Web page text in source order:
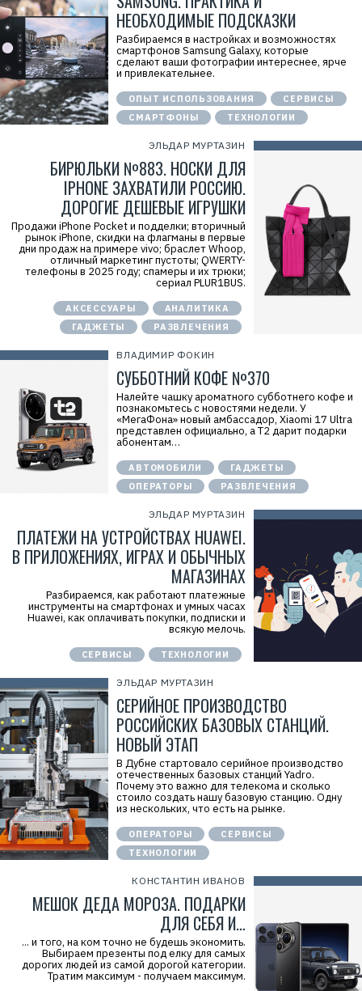
л
ь
:
О
О
О
о
с
и
м
о
»
7
0
5
НЕОБХОДИМЫЕ ПОДСКАЗКИ
Разбираемся в настройках и возможностях
смартфонов Samsung Galaxy, которые
сделают ваши фотографии интереснее, ярче
и привлекательнее.
ОПЫТ ИСПОЛЬЗОВАНИЯ
СЕРВИСЫ
СМАРТФОНЫ
ТЕХНОЛОГИИ
ЭЛЬДАР МУРТАЗИН
БИРЮЛЬКИ №883. НОСКИ ДЛЯ
IPHONE ЗАХВАТИЛИ РОССИЮ.
ДОРОГИЕ ДЕШЕВЫЕ ИГРУШКИ
Продажи iPhone Pocket и подделки; вторичный
рынок iPhone, скидки на флагманы в первые
дни продаж на примере vivo; браслет Whoop,
отличный маркетинг пустоты; QWERTY-
телефоны в 2025 году; спамеры и их трюки;
сериал PLUR1BUS.
АКСЕССУАРЫ
АНАЛИТИКА
ГАДЖЕТЫ
РАЗВЛЕЧЕНИЯ
ВЛАДИМИР ФОКИН
СУББОТНИЙ КОФЕ №370
Налейте чашку ароматного субботнего кофе и
познакомьтесь с новостями недели. У
«МегаФона» новый амбассадор, Xiaomi 17 Ultra
представлен официально, а T2 дарит подарки
абонентам…
АВТОМОБИЛИ
ГАДЖЕТЫ
ОПЕРАТОРЫ
РАЗВЛЕЧЕНИЯ
ЭЛЬДАР МУРТАЗИН
ПЛАТЕЖИ НА УСТРОЙСТВАХ HUAWEI.
В ПРИЛОЖЕНИЯХ, ИГРАХ И ОБЫЧНЫХ
МАГАЗИНАХ
Разбираемся, как работают платежные
инструменты на смартфонах и умных часах
Huawei, как оплачивать покупки, подписки и
всякую мелочь.
СЕРВИСЫ ТЕХНОЛОГИИ
ЭЛЬДАР МУРТАЗИН
СЕРИЙНОЕ ПРОИЗВОДСТВО
РОССИЙСКИХ БАЗОВЫХ СТАНЦИЙ.
НОВЫЙ ЭТАП
В Дубне стартовало серийное производство
отечественных базовых станций Yadro.
Почему это важно для телекома и сколько
стоило создать нашу базовую станцию. Одну
из нескольких, что есть на рынке.
ОПЕРАТОРЫ
СЕРВИСЫ
ТЕХНОЛОГИИ
КОНСТАНТИН ИВАНОВ
МЕШОК ДЕДА МОРОЗА. ПОДАРКИ
ДЛЯ СЕБЯ И…
... и того, на ком точно не будешь экономить.
Выбираем презенты под елку для самых
дорогих людей из самой дорогой категории.
Тратим максимум - получаем максимум.
Р
е
к
л
а
.
E
r
i
=
2
n
x
G
s
X